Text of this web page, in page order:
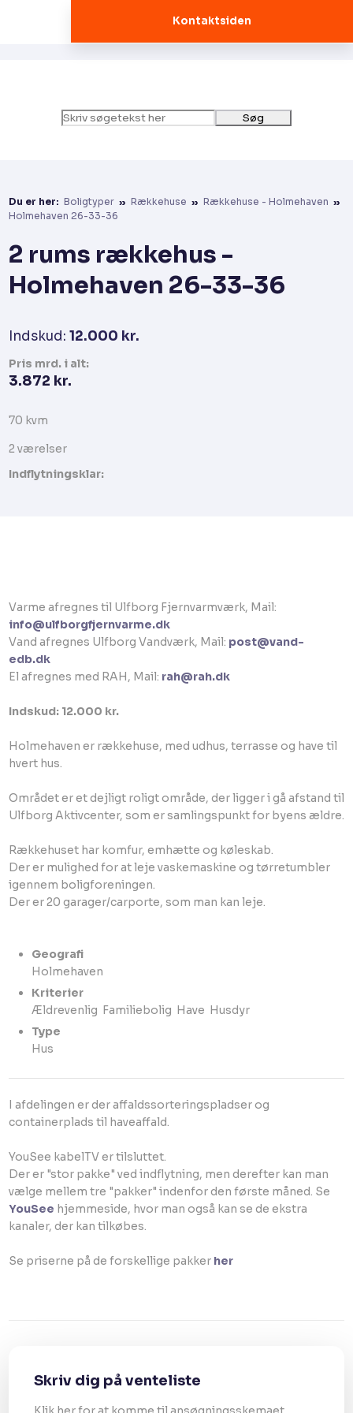
Kontaktsiden
Du er her: Boligtyper » Rækkehuse » Rækkehuse - Holmehaven »
Holmehaven 26-33-36
2 rums rækkehus -
Holmehaven 26-33-36
Indskud: 12.000 kr.
Pris​ mrd. i alt:
3.872 kr.​
70 kvm​​​
​2 værelser​
Indflytningsklar:
Varme afregnes til Ulfborg Fjernvarmværk, Mail:
info@ulfborgfjernvarme.dk
Vand afregnes Ulfborg Vandværk, Mail: post@vand-
edb.dk
El afregnes med RAH, Mail: rah@rah.dk
Indskud: 12.000 kr.
Holmehaven er rækkehuse, med udhus, terrasse og have til
hvert hus.
Området er et dejligt roligt område, der ligger i gå afstand til
Ulfborg Aktivcenter, som er samlingspunkt for byens ældre.
Rækkehuset har komfur, emhætte og køleskab.
Der er mulighed for at leje vaskemaskine og tørretumbler
igennem boligforeningen.
Der er 20 garager/carporte, som man kan leje.
Geografi
​Holmehaven​
Kriterier
Ældrevenlig ​ Familiebolig ​ Have ​ Husdyr​
Type
​Hus
I afdelingen er der affaldssorteringspladser og
containerplads til haveaffald.
YouSee kabelTV er tilsluttet.
Der er "stor pakke" ved indflytning, men derefter kan man
vælge mellem tre "pakker" indenfor den første måned. Se
YouSee hjemmeside, hvor man også kan se de ekstra
kanaler, der kan tilkøbes.
Se priserne på de forskellige pakker her
Skriv dig på venteliste